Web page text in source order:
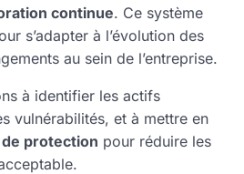
continue. Ce système
s’adapter à l’évolution des
au sein de l’entreprise.
à identifier les actifs
vulnérabilités, et à mettre en
protection pour réduire les